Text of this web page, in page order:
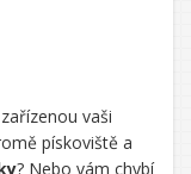
vaši
pískoviště a
? Nebo vám chybí